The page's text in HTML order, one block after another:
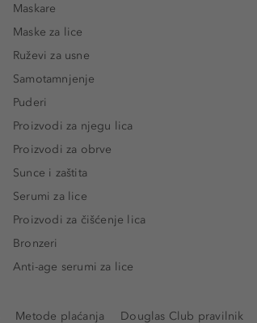
Maskare
Maske za lice
Ruževi za usne
Samotamnjenje
Puderi
Proizvodi za njegu lica
Proizvodi za obrve
Sunce i zaštita
Serumi za lice
Proizvodi za čišćenje lica
Bronzeri
Anti-age serumi za lice
Metode plaćanja Douglas Club pravilnik